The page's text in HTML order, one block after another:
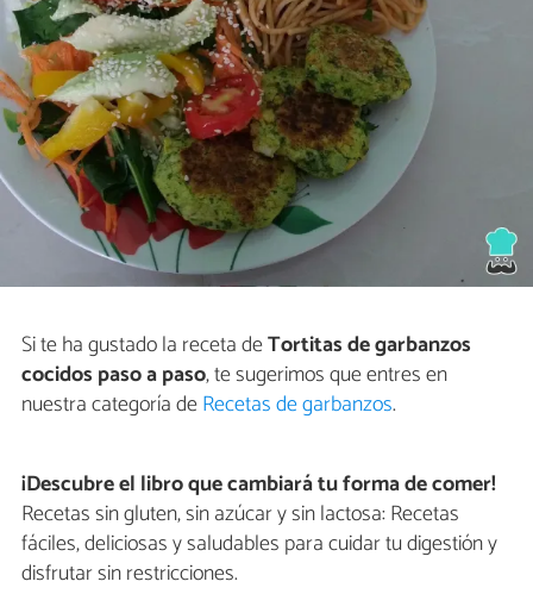
Si te ha gustado la receta deTortitas de garbanzos
cocidos paso a paso, te sugerimos que entres en
nuestra categoría deRecetas de garbanzos.
¡Descubre el libro que cambiará tu forma de comer!
Recetas sin gluten, sin azúcar y sin lactosa: Recetas
fáciles, deliciosas y saludables para cuidar tu digestión y
disfrutar sin restricciones.